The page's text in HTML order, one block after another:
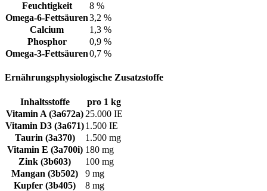
Feuchtigkeit
8 %
Omega-6-Fettsäuren3,2 %
Calcium
1,3 %
Phosphor
0,9 %
Omega-3-Fettsäuren0,7 %
Ernährungsphysiologische Zusatzstoffe
Inhaltsstoffe
pro 1 kg
Vitamin A (3a672a) 25.000 IE
Vitamin D3 (3a671)1.500 IE
Taurin (3a370)
1.500 mg
Vitamin E (3a700i) 180 mg
Zink (3b603)
100 mg
Mangan (3b502)
9 mg
Kupfer (3b405)
8 mg